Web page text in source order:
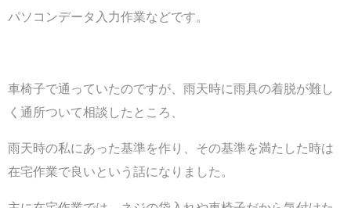
パソコンデータ入力作業などです。
車椅子で通っていたのですが、雨天時に雨具の着脱が難し
く通所ついて相談したところ、
雨天時の私にあった基準を作り、その基準を満たした時は
在宅作業で良いという話になりました。